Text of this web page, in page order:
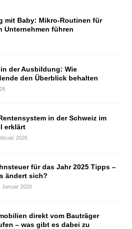
mit Baby: Mikro-Routinen für
Unternehmen führen
der Ausbildung: Wie
den Überblick behalten
in der Schweiz im
erklärt
2026
für das Jahr 2025 Tipps –
ändert sich?
Januar 2026
direkt vom Bauträger
– was gibt es dabei zu